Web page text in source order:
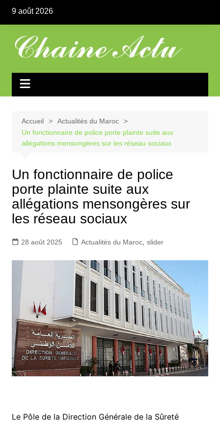
contenu
9 août 2026
Accueil
Actualités du Maroc
Un fonctionnaire de police porte plainte suite aux
allégations mensongères sur les réseau sociaux
Un fonctionnaire de police
porte plainte suite aux
allégations mensongères sur
les réseau sociaux
28 août 2025 Actualités du Maroc, slider
Le Pôle de la Direction Générale de la Sûreté